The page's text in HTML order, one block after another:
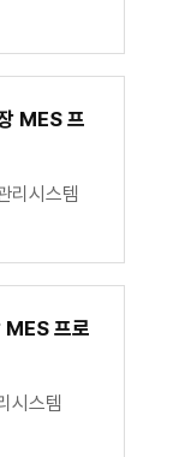
MES 프
리시스템
MES 프로
시스템